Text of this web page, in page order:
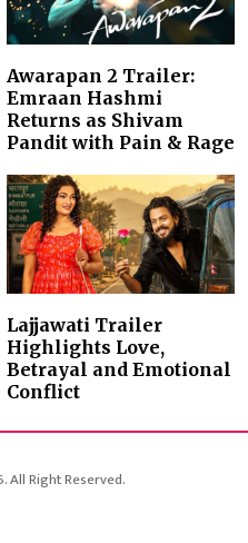
Awarapan 2 Trailer:
Emraan Hashmi
Returns as Shivam
Pandit with Pain & Rage
Lajjawati Trailer
Highlights Love,
Betrayal and Emotional
Conflict
Right Reserved.